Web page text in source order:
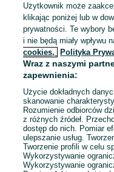
Grupa
4 000 - 8 000 zł / mies.
Rzeszów
Współpraca B2B
Samozatrudnienie
Doświadczenie nie jest
Dyspozycyjność:
Miejsce pracy: Praca
Zapraszamy seniorów
Odświeżono dnia 03
Użytkownik może
klikając poniżej lub w
prywatności. Te wybory
i nie będą miały wpływu
cookies,
Polityka
Wraz z naszymi
zapewnienia:
Użycie dokładnych
skanowanie
Rozumienie odbiorców
z różnych źródeł.
dostęp do nich. Pomiar
ulepszanie usług.
Tworzenie profili w celu
Wykorzystywanie
Wykorzystywanie